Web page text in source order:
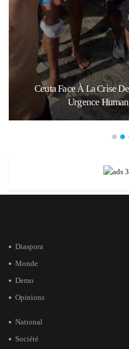
Ceuta Face À La Crise
Urgence
Diaspora
Monde
Demo
Opinions
National
Société